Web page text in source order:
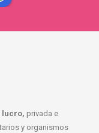
lucro, privada e
y organismos